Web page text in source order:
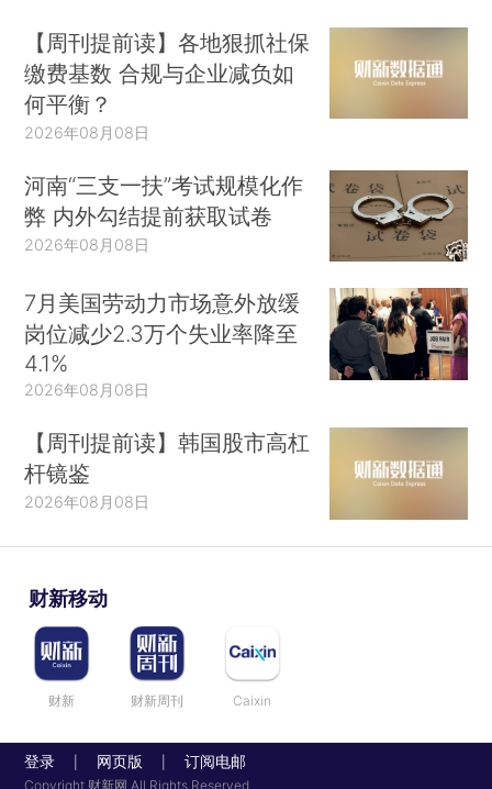
【周刊提前读】各地狠抓社保
缴费基数 合规与企业减负如
何平衡？
2026年08月08日
河南“三支一扶”考试规模化作
弊 内外勾结提前获取试卷
2026年08月08日
7月美国劳动力市场意外放缓
岗位减少2.3万个失业率降至
4.1%
2026年08月08日
【周刊提前读】韩国股市高杠
杆镜鉴
2026年08月08日
财新移动
财新 财新周刊 Caixin
登录 网页版 订阅电邮
Copyright 财新网 All Rights Reserved